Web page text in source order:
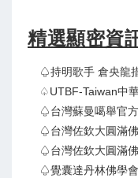
精選顯密資
♤持明歌手 倉央龍
♤UTBF-Taiwan中
♤台灣蘇曼噶舉官
♤台灣佐欽大圓滿
♤台灣佐欽大圓滿
♤覺囊達丹林佛學會